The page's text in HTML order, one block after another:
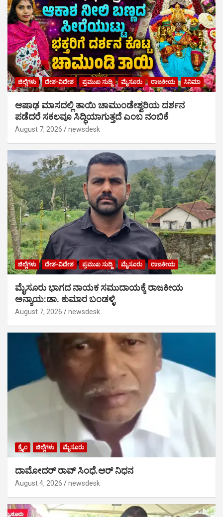
ಜಿಲ್ಲೆಗಳು ದೇಶ-ವಿದೇಶ ಪ್ರಮುಖ ಸುದ್ದಿ ಮೈಸೂರು ರಾಜಕೀಯ ಸಿನಿಮಾ
ಆಷಾಢ ಮಾಸದಲ್ಲಿ ತಾಯಿ ಚಾಮುಂಡೇಶ್ವರಿಯ ದರ್ಶನ
ಪಡೆದರೆ ಸಕಲವೂ ಸಿದ್ಧಿಯಾಗುತ್ತದೆ ಎಂಬ ನಂಬಿಕೆ
August 7, 2026 newsdesk
ಜಿಲ್ಲೆಗಳು ದೇಶ-ವಿದೇಶ ಪ್ರಮುಖ ಸುದ್ದಿ ಮೈಸೂರು ರಾಜಕೀಯ
ಮೈಸೂರು ಭಾಗದ ನಾಯಕ ಸಮುದಾಯಕ್ಕೆ ರಾಜಕೀಯ
ಅನ್ಯಾಯ:ಡಾ. ಕುಮಾರ ಬಂಡಳ್ಳಿ
August 7, 2026 newsdesk
ಕ್ರೈಂ ಜಿಲ್ಲೆಗಳು ಮೈಸೂರು
ದಾಮೋದರ್ ರಾವ್ ಸಿಂಧೆ.ಆರ್ ನಿಧನ
August 4, 2026 newsdesk